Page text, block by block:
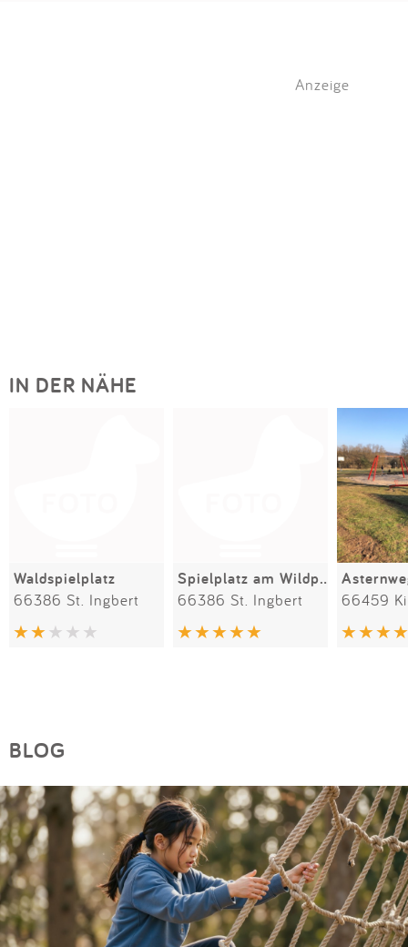
Anzeige
IN DER NÄHE
Waldspielplatz
66386 St. Ingbert
Spielplatz am Wildpark
66386 St. Ingbert 66459
BLOG